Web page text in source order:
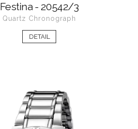
Festina - 20542/3
Quartz Chronograph
DETAIL